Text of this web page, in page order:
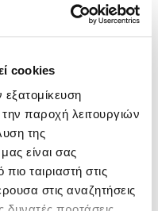
cookies
παροχή λειτουργιών
της
είναι σας
ταιριαστή στις
στις αναζητήσεις